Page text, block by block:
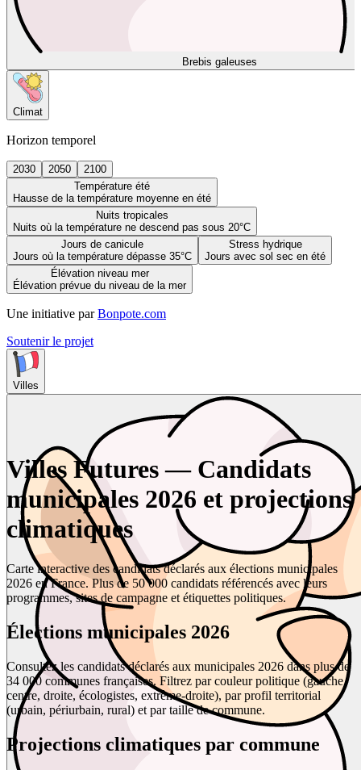
Brebis galeuses
Climat
Horizon temporel
2030 2050
2100
Température été
Hausse de la température moyenne en été
Nuits tropicales
Nuits où la température ne descend pas sous 20°C
Jours de canicule
Jours où la température dépasse 35°C
Stress hydrique
Jours avec sol sec en été
Élévation niveau mer
Élévation prévue du niveau de la mer
Une initiative par Bonpote.com
Soutenir le projet
Villes
Villes Futures — Candidats
municipales 2026 et projections
climatiques
Carte interactive des candidats déclarés aux élections municipales
2026 en France. Plus de 50 000 candidats référencés avec leurs
programmes, sites de campagne et étiquettes politiques.
Élections municipales 2026
Consultez les candidats déclarés aux municipales 2026 dans plus de
34 000 communes françaises. Filtrez par couleur politique (gauche,
centre, droite, écologistes, extrême-droite), par profil territorial
(urbain, périurbain, rural) et par taille de commune.
Projections climatiques par commune